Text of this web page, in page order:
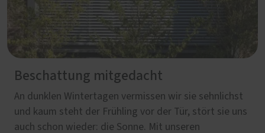
Beschattung mitgedacht
An dunklen Wintertagen vermissen wir sie sehnlichst
und kaum steht der Frühling vor der Tür, stört sie uns
auch schon wieder: die Sonne. Mit unseren